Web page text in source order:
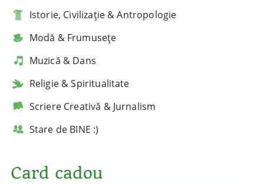
Istorie, Civilizație & Antropologie
Modă & Frumusețe
Muzică & Dans
Religie & Spiritualitate
Scriere Creativă & Jurnalism
Stare de BINE :)
Card cadou